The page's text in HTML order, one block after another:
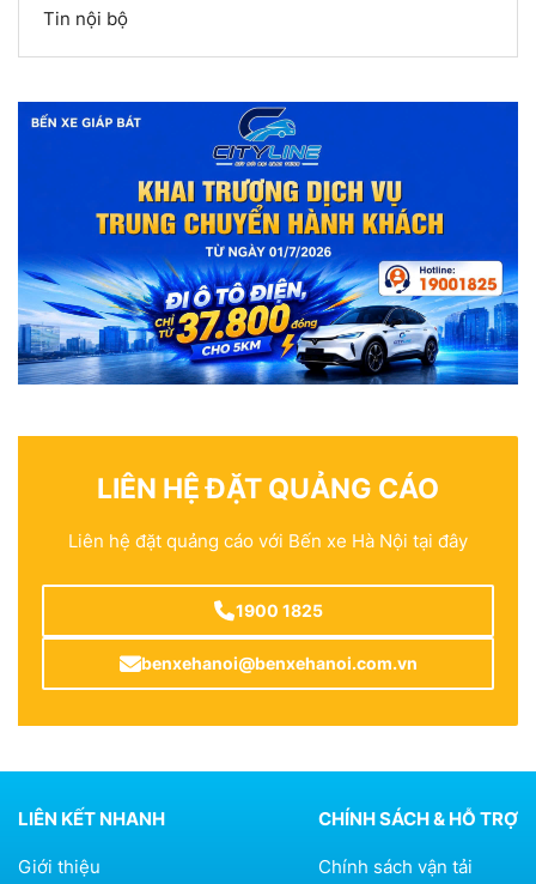
Tin nội bộ
LIÊN HỆ ĐẶT QUẢNG CÁO
Liên hệ đặt quảng cáo với Bến xe Hà Nội tại đây
1900 1825
benxehanoi@benxehanoi.com.vn
LIÊN KẾT NHANH
Giới thiệu
CHÍNH SÁCH & HỖ TRỢ
Chính sách vận tải